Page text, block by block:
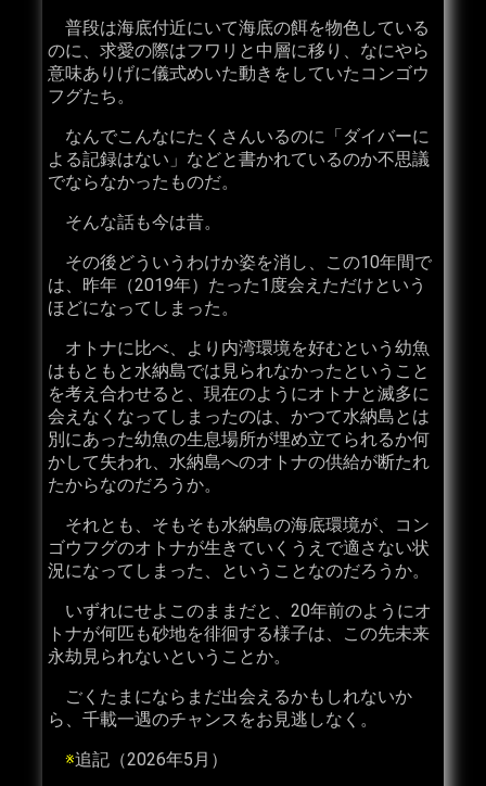
普段は海底付近にいて海底の餌を物色している
のに、求愛の際はフワリと中層に移り、なにやら
意味ありげに儀式めいた動きをしていたコンゴウ
フグたち。
なんでこんなにたくさんいるのに「ダイバーに
よる記録はない」などと書かれているのか不思議
でならなかったものだ。
そんな話も今は昔。
その後どういうわけか姿を消し、この10年間で
は、昨年（2019年）たった1度会えただけという
ほどになってしまった。
オトナに比べ、より内湾環境を好むという幼魚
はもともと水納島では見られなかったということ
を考え合わせると、現在のようにオトナと滅多に
会えなくなってしまったのは、かつて水納島とは
別にあった幼魚の生息場所が埋め立てられるか何
かして失われ、水納島へのオトナの供給が断たれ
たからなのだろうか。
それとも、そもそも水納島の海底環境が、コン
ゴウフグのオトナが生きていくうえで適さない状
況になってしまった、ということなのだろうか。
いずれにせよこのままだと、20年前のようにオ
トナが何匹も砂地を徘徊する様子は、この先未来
永劫見られないということか。
ごくたまにならまだ出会えるかもしれないか
ら、千載一遇のチャンスをお見逃しなく。
※追記（2026年5月）